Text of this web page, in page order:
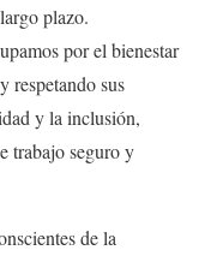
plazo.
por el bienestar
respetando sus
y la inclusión,
trabajo seguro y
de la